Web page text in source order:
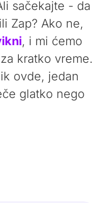
sačekajte - da
Zap? Ako ne,
, i mi ćemo
kratko vreme.
ovde, jedan
glatko nego